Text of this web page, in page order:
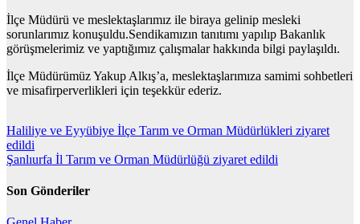
İlçe Müdürü ve meslektaşlarımız ile biraya gelinip mesleki
sorunlarımız konuşuldu.Sendikamızın tanıtımı yapılıp Bakanlık
görüşmelerimiz ve yaptığımız çalışmalar hakkında bilgi paylaşıldı.
İlçe Müdürümüz Yakup Alkış’a, meslektaşlarımıza samimi sohbetleri
ve misafirperverlikleri için teşekkür ederiz.
Yazı
gezinmesi
Haliliye ve Eyyübiye İlçe Tarım ve Orman Müdürlükleri ziyaret
edildi
Şanlıurfa İl Tarım ve Orman Müdürlüğü ziyaret edildi
Son Gönderiler